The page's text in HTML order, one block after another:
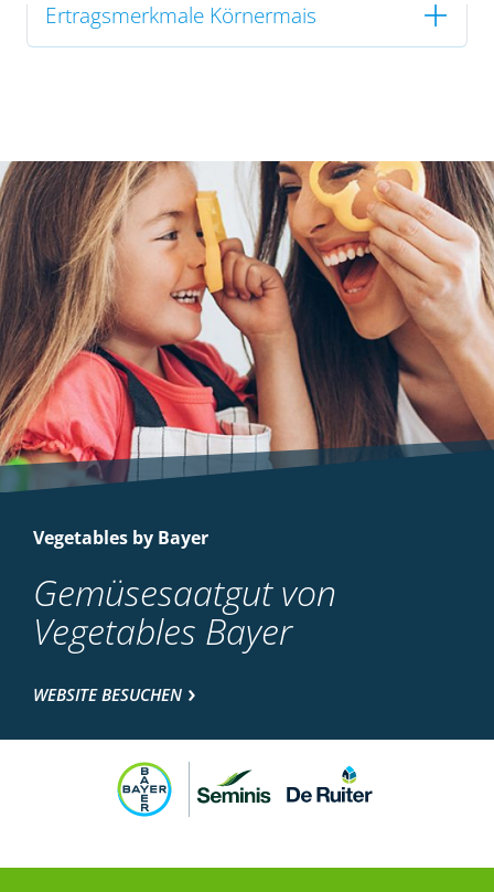
Ertragsmerkmale Körnermais
Vegetables by Bayer
Gemüsesaatgut von
Vegetables Bayer
WEBSITE BESUCHEN